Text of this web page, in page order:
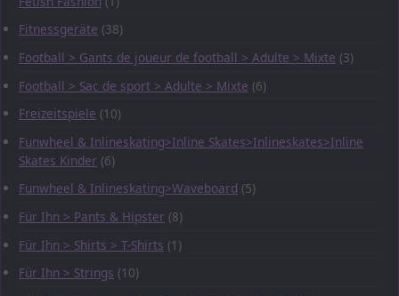
Fitnessgeräte (38)
Football > Gants de joueur de football > Adulte > Mixte (3)
Football > Sac de sport > Adulte > Mixte (6)
Freizeitspiele (10)
Funwheel & Inlineskating>Inline Skates>Inlineskates>Inline
Skates Kinder (6)
Funwheel & Inlineskating>Waveboard (5)
Für Ihn > Pants & Hipster (8)
Für Ihn > Shirts > T-Shirts (1)
Für Ihn > Strings (10)